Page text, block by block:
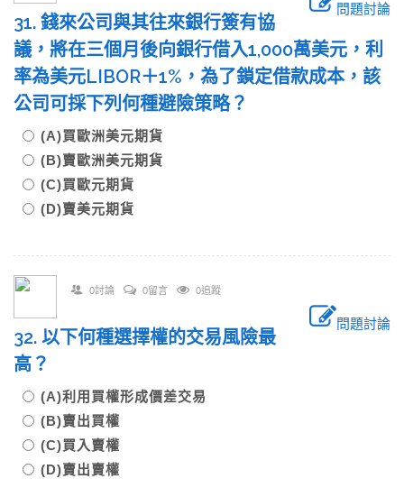
問題討論
31. 錢來公司與其往來銀行簽有協
議，將在三個月後向銀行借入1,000萬美元，利
率為美元LIBOR＋1%，為了鎖定借款成本，該
公司可採下列何種避險策略？
(A)買歐洲美元期貨
(B)賣歐洲美元期貨
(C)買歐元期貨
(D)賣美元期貨
0討論 0留言 0追蹤
問題討論
32. 以下何種選擇權的交易風險最
高？
(A)利用買權形成價差交易
(B)賣出買權
(C)買入賣權
(D)賣出賣權